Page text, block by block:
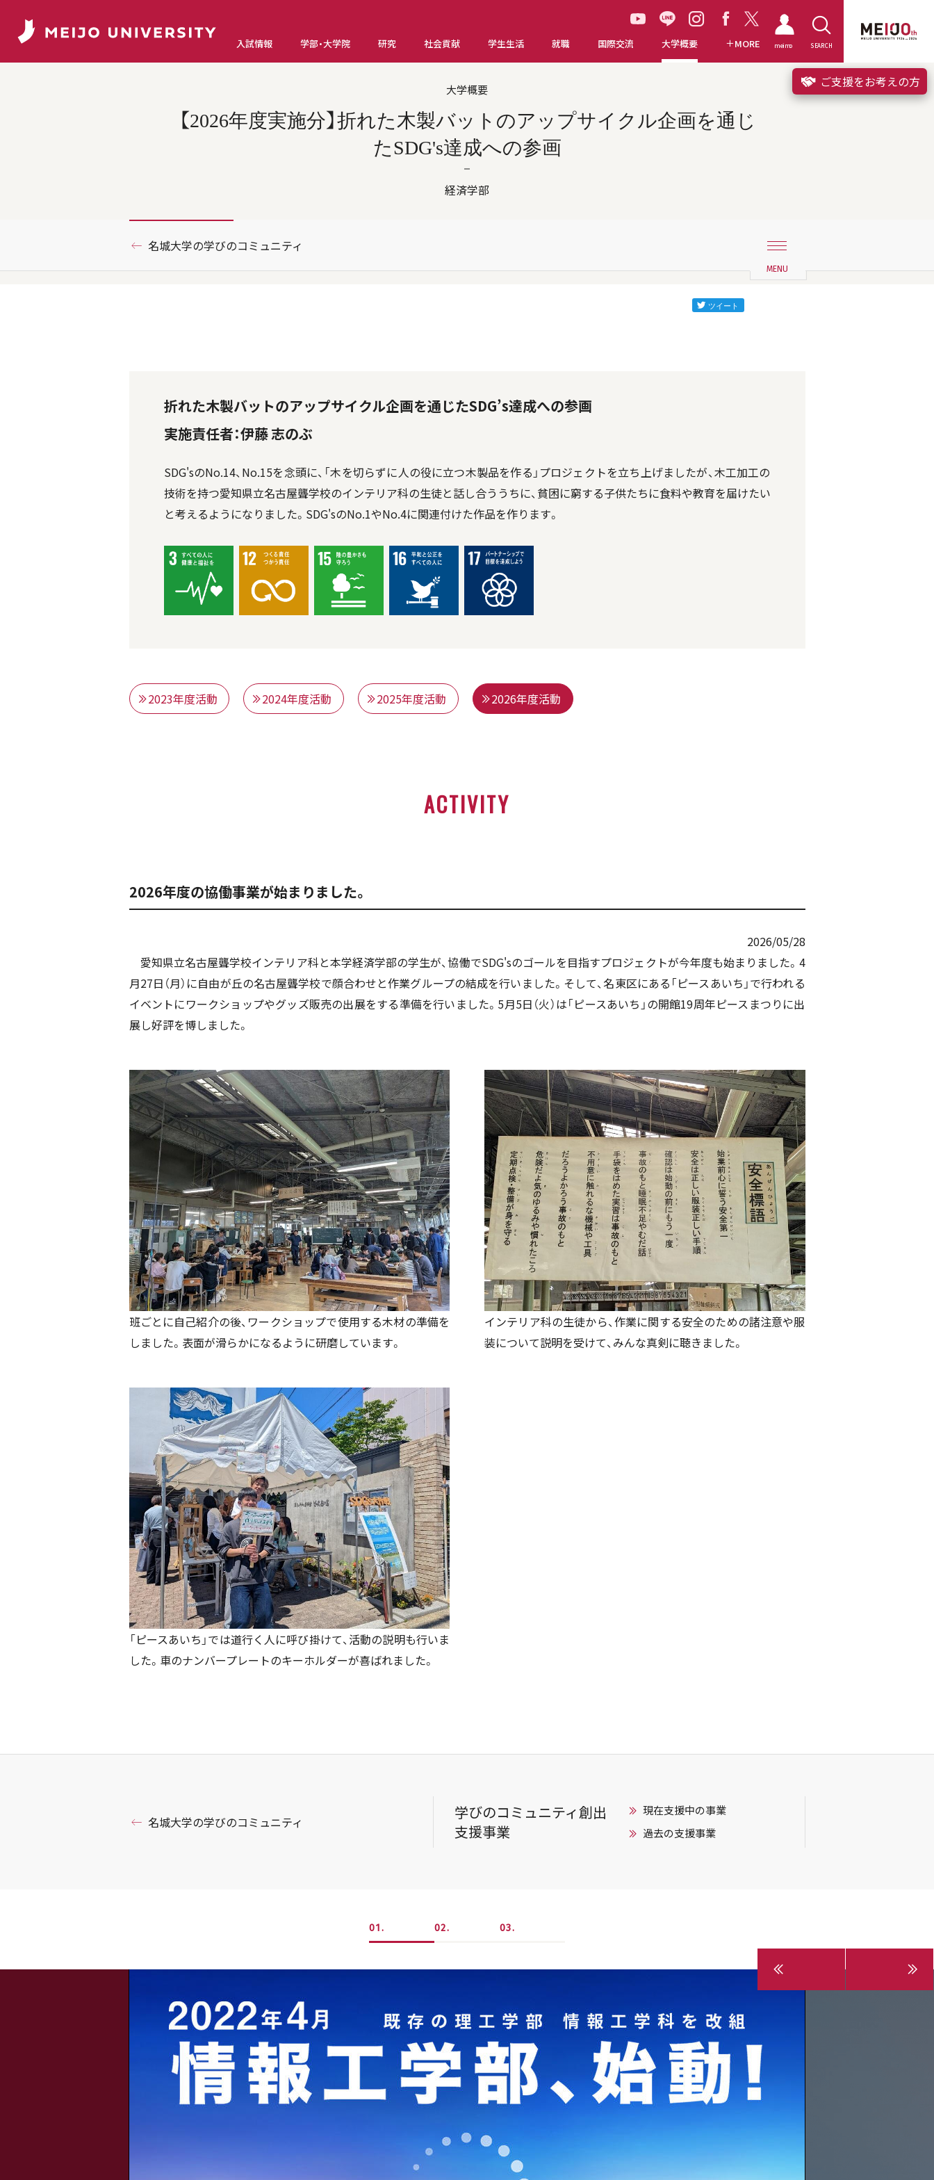
入試情報 学部・大学院 研究 社会貢献 学生生活 就職 国際交流 大学概要 MORE meimo SEARCH
ご支援をお考えの方
大学概要
【2026年度実施分】折れた木製バットのアップサイクル企画を通じ
たSDG's達成への参画
経済学部
名城大学の学びのコミュニティ
折れた木製バットのアップサイクル企画を通じたSDG’s達成への参画
実施責任者：伊藤 志のぶ
SDG'sのNo.14、No.15を念頭に、「木を切らずに人の役に立つ木製品を作る」プロジェクトを立ち上げましたが、木工加工の
技術を持つ愛知県立名古屋聾学校のインテリア科の生徒と話し合ううちに、貧困に窮する子供たちに食料や教育を届けたい
と考えるようになりました。SDG'sのNo.1やNo.4に関連付けた作品を作ります。
2023年度活動 2024年度活動 2025年度活動 2026年度活動
ACTIVITY
2026年度の協働事業が始まりました。
2026/05/28
愛知県立名古屋聾学校インテリア科と本学経済学部の学生が、協働でSDG'sのゴールを目指すプロジェクトが今年度も始まりました。4
月27日（月）に自由が丘の名古屋聾学校で顔合わせと作業グループの結成を行いました。そして、名東区にある「ピースあいち」で行われる
イベントにワークショップやグッズ販売の出展をする準備を行いました。5月5日（火）は「ピースあいち」の開館19周年ピースまつりに出
展し好評を博しました。
班ごとに自己紹介の後、ワークショップで使用する木材の準備を
しました。表面が滑らかになるように研磨しています。
インテリア科の生徒から、作業に関する安全のための諸注意や服
装について説明を受けて、みんな真剣に聴きました。
「ピースあいち」では道行く人に呼び掛けて、活動の説明も行いま
した。車のナンバープレートのキーホルダーが喜ばれました。
名城大学の学びのコミュニティ
学びのコミュニティ創出
支援事業
現在支援中の事業
過去の支援事業
1 2 3